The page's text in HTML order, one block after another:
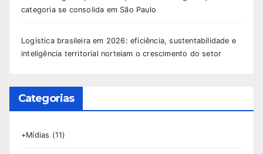
categoria se consolida em São Paulo
Logística brasileira em 2026: eficiência, sustentabilidade e
inteligência territorial norteiam o crescimento do setor
Categorias
+Mídias (11)